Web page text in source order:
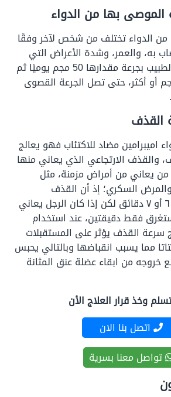
الموصى بها من الدواء
من الدواء تختلف من شخص لآخر وفقًا
به، والعمر، وشدة الأعراض التي
يعاني منها، ويبدأ الطبيب بجرعة مقدارها 50 مجم يوميًا ثم
بمقدار 25 مجم أو أكثر، حتى تصل الجرعة القصوى
القذف
اميبرامين مضاد للاكتئاب فهو يعالج
الارتجاعي الذي يعاني منها
يعاني من أمراض مزمنة، مثل
السكري؛ إذ أن القذف
الطبيعي يحدث بعد ٦ أو ٧ دقائق لكن إذا كان الرجل يعاني
فقط دقيقتين، عند استخدام
سرعة القذف يؤثر على المستقبلات
مما يسبب انقباضها وبالتالي يحبس
خروجه من ابقاء عضلة عنق المثانة
وخذ قرار العلاج الأن
اتصل بنا الان
تواصل معنا بسرية